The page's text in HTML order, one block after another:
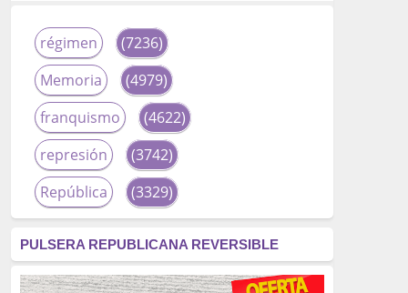
régimen
(7236)
Memoria
(4979)
franquismo
(4622)
represión
(3742)
República
(3329)
fascismo
(2677)
PULSERA REPUBLICANA REVERSIBLE